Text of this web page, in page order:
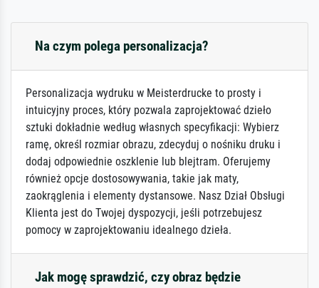
Na czym polega personalizacja?
Personalizacja wydruku w Meisterdrucke to prosty i
intuicyjny proces, który pozwala zaprojektować dzieło
sztuki dokładnie według własnych specyfikacji: Wybierz
ramę, określ rozmiar obrazu, zdecyduj o nośniku druku i
dodaj odpowiednie oszklenie lub blejtram. Oferujemy
również opcje dostosowywania, takie jak maty,
zaokrąglenia i elementy dystansowe. Nasz Dział Obsługi
Klienta jest do Twojej dyspozycji, jeśli potrzebujesz
pomocy w zaprojektowaniu idealnego dzieła.
Jak mogę sprawdzić, czy obraz będzie